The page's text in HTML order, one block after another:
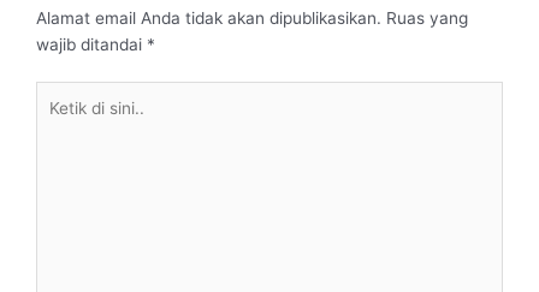
Alamat email Anda tidak akan dipublikasikan. Ruas yang
wajib ditandai *